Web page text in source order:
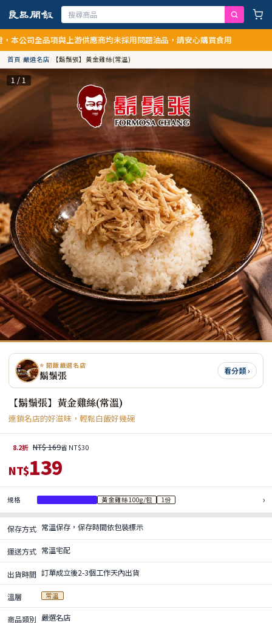
司全品項與上游供應商均未採用問題油品，請安心購買食用
首頁/嚴選名店/ 【鬍鬚張】黃金雞絲(常溫)
1 / 1
⭐ 開飯嚴選名店
鬍鬚張 看分類 ›
【鬍鬚張】黃金雞絲(常溫)
連鎖名店的好滋味，輕鬆白飯好幾碗
8.2折 NT$ 169省 NT$30
NT$139
規格 黃金雞絲100g/包 1份 ›
保存方式 常溫保存，保存時間依包裝標示
運送方式 常溫宅配
出貨時間 訂單成立後2-3個工作天內出貨
溫層 常溫
商品類別 嚴選名店